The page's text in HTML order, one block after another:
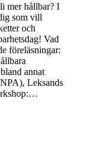
mer hållbar? I
som vill
och
Vad
föreläsningar:
annat
Leksands